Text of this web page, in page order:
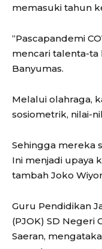
memasuki tahun
“Pascapandemi
mencari talenta-ta
Banyumas.
Melalui olahraga,
sosiometrik, nilai-
Sehingga mereka
Ini menjadi upaya
tambah Joko
Guru Pendidikan
(PJOK) SD Negeri
Saeran,